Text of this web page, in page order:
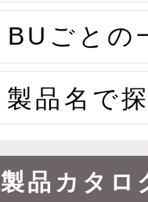
BUごとの
製品名で
製品カタロ